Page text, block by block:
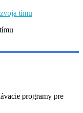
tímu
programy pre